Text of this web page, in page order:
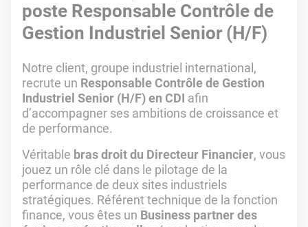
poste Responsable Contrôle de
Gestion Industriel Senior (H/F)
Notre client, groupe industriel international,
recrute un Responsable Contrôle de Gestion
Industriel Senior (H/F) en CDI afin
d’accompagner ses ambitions de croissance et
de performance.
Véritable bras droit du Directeur Financier, vous
jouez un rôle clé dans le pilotage de la
performance de deux sites industriels
stratégiques. Référent technique de la fonction
finance, vous êtes un Business partner des